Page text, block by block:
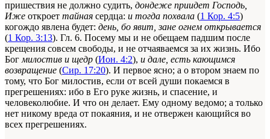
пришествия не должно судить, дондеже приидет Господь,
Иже откроет тайная сердца: и тогда похвала (1 Кор. 4:5)
когождо явлена будет: день, бо явит, зане огнем открывается
(1 Кор. 3:13). Гл. 6. Посему мы и не обещаем падшим после
крещения совсем свободы, и не отчаяваемся за их жизнь. Ибо
Бог милостив и щедр (Ион. 4:2), и дале, есть кающимся
возвращение (Сир. 17:20). И первое ясно; а ο втором знаем по
тому, что Бог милостив, если от всей души покаемся в
прегрешениях: ибо в Его руке жизнь, и спасение, и
человеколюбие. И что он делает. Ему одному ведомо; а только
нет никому вреда от покаяния, и не отвержен кающийся во
всех прегрешениях.